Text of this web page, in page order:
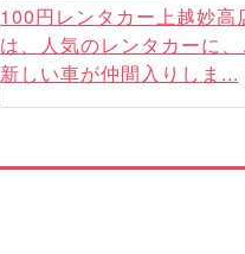
100円レンタカー上越妙高
は、人気のレンタカーに
新しい車が仲間入りしま...